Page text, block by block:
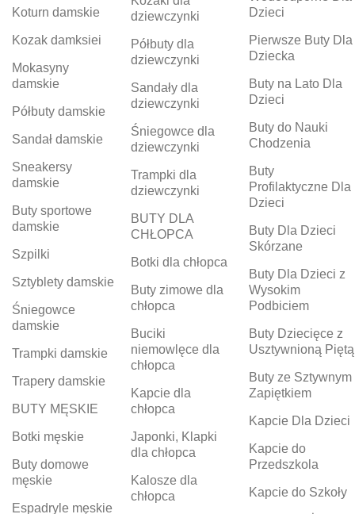
Koturn damskie
Kozak damksiei
Mokasyny
damskie
Półbuty damskie
Sandał damskie
Sneakersy
damskie
Buty sportowe
damskie
Szpilki
Sztyblety damskie
Śniegowce
damskie
Trampki damskie
Trapery damskie
BUTY MĘSKIE
Botki męskie
Buty domowe
męskie
Espadryle męskie
dziewczynki
Półbuty dla
dziewczynki
Sandały dla
dziewczynki
Śniegowce dla
dziewczynki
Trampki dla
dziewczynki
BUTY DLA
CHŁOPCA
Botki dla chłopca
Buty zimowe dla
chłopca
Buciki
niemowlęce dla
chłopca
Kapcie dla
chłopca
Japonki, Klapki
dla chłopca
Kalosze dla
chłopca
Dzieci
Pierwsze Buty Dla
Dziecka
Buty na Lato Dla
Dzieci
Buty do Nauki
Chodzenia
Buty
Profilaktyczne Dla
Dzieci
Buty Dla Dzieci
Skórzane
Buty Dla Dzieci z
Wysokim
Podbiciem
Buty Dziecięce z
Usztywnioną Piętą
Buty ze Sztywnym
Zapiętkiem
Kapcie Dla Dzieci
Kapcie do
Przedszkola
Kapcie do Szkoły